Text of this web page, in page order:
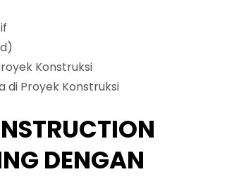
Konstruksi
di Proyek Konstruksi
DENGAN